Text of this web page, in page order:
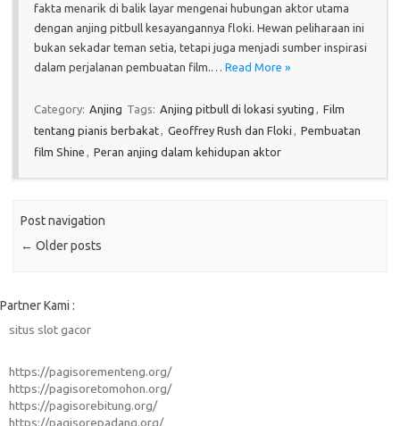
fakta menarik di balik layar mengenai hubungan aktor utama
dengan anjing pitbull kesayangannya floki. Hewan peliharaan ini
bukan sekadar teman setia, tetapi juga menjadi sumber inspirasi
dalam perjalanan pembuatan film.… Read More »
Category: Anjing Tags: Anjing pitbull di lokasi syuting
Film
tentang pianis berbakat
Geoffrey Rush dan Floki
Pembuatan
film Shine
Peran anjing dalam kehidupan aktor
Post navigation
← Older posts
Partner Kami :
situs slot gacor
https://pagisorementeng.org/
https://pagisoretomohon.org/
https://pagisorebitung.org/
https://pagisorepadang.org/